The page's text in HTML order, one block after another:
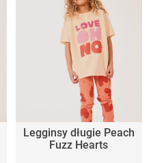
Legginsy długie Peach
Fuzz Hearts